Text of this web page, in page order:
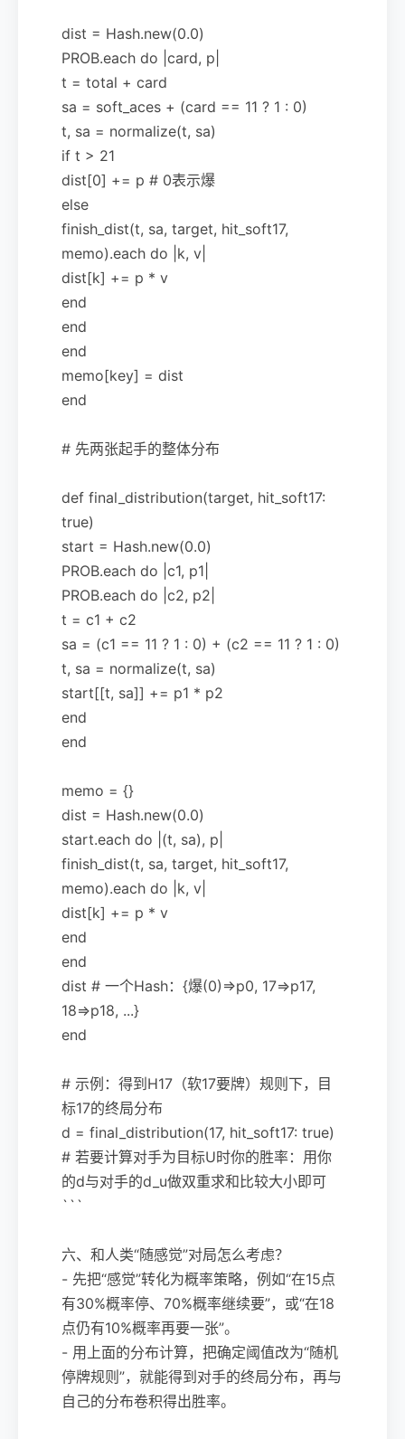
dist = Hash.new(0.0)
PROB.each do |card, p|
t = total + card
sa = soft_aces + (card == 11 ? 1 : 0)
t, sa = normalize(t, sa)
if t > 21
dist[0] += p # 0表示爆
else
finish_dist(t, sa, target, hit_soft17,
memo).each do |k, v|
dist[k] += p * v
end
end
end
memo[key] = dist
end
# 先两张起手的整体分布
def final_distribution(target, hit_soft17:
true)
start = Hash.new(0.0)
PROB.each do |c1, p1|
PROB.each do |c2, p2|
t = c1 + c2
sa = (c1 == 11 ? 1 : 0) + (c2 == 11 ? 1 : 0)
t, sa = normalize(t, sa)
start[[t, sa]] += p1 * p2
end
end
memo = {}
dist = Hash.new(0.0)
start.each do |(t, sa), p|
finish_dist(t, sa, target, hit_soft17,
memo).each do |k, v|
dist[k] += p * v
end
end
dist # 一个Hash：{爆(0)=>p0, 17=>p17,
18=>p18, ...}
end
# 示例：得到H17（软17要牌）规则下，目
标17的终局分布
d = final_distribution(17, hit_soft17: true)
# 若要计算对手为目标U时你的胜率：用你
的d与对手的d_u做双重求和比较大小即可
```
六、和人类“随感觉”对局怎么考虑？
- 先把“感觉”转化为概率策略，例如“在15点
有30%概率停、70%概率继续要”，或“在18
点仍有10%概率再要一张”。
- 用上面的分布计算，把确定阈值改为“随机
停牌规则”，就能得到对手的终局分布，再与
自己的分布卷积得出胜率。